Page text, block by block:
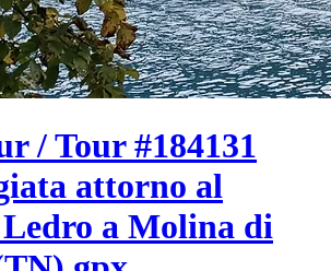
/ Tour #184131
attorno al
a Molina di